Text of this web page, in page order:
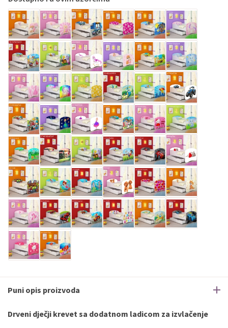
Erste
Visa do12rata
Sve banke Visa
Jednokratno
Sve banke
Master
Jednokratno
Sve banke
Maestro
Jednokratno
ECC
Discover Jednokratno
Puni opis proizvoda
Drveni dječji krevet sa dodatnom ladicom za izvlačenje